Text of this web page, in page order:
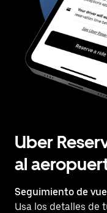
Uber
al
Seguimiento de
Usa los detalles de